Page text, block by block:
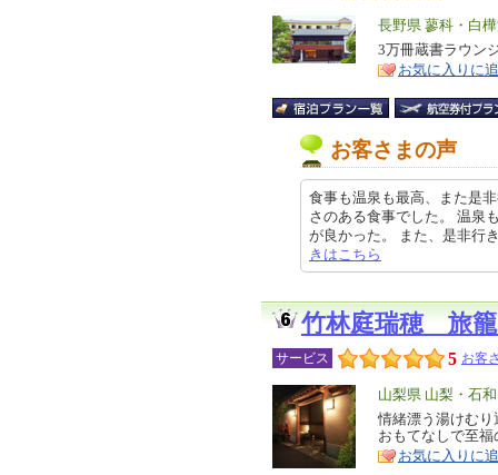
エ
リ
ア
長野県 蓼科・白
特
徴
3万冊蔵書ラウン
お気に入りに
お客さまの声
食事も温泉も最高、また是
さのある食事でした。 温泉
が良かった。 また、是非
きはこちら
竹林庭瑞穂 旅
サービス 5 お客
エ
リ
ア
山梨県 山梨・石
特
徴
情緒漂う湯けむ
おもてなしで至
お気に入りに